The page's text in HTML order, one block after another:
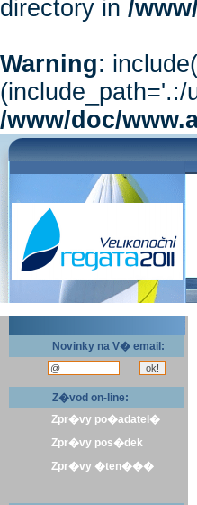
directory in /
Warning:
(include_path='.:/
/www/doc/
Novinky na V� email:
Z�vod on-line:
Zpr�vy po�adatel�
Zpr�vy pos�dek
Zpr�vy �ten���